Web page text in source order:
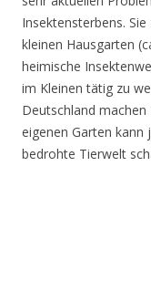
Insektensterbens.
kleinen Hausgarten
heimische
im Kleinen tätig zu
Deutschland
eigenen Garten
bedrohte Tierwelt